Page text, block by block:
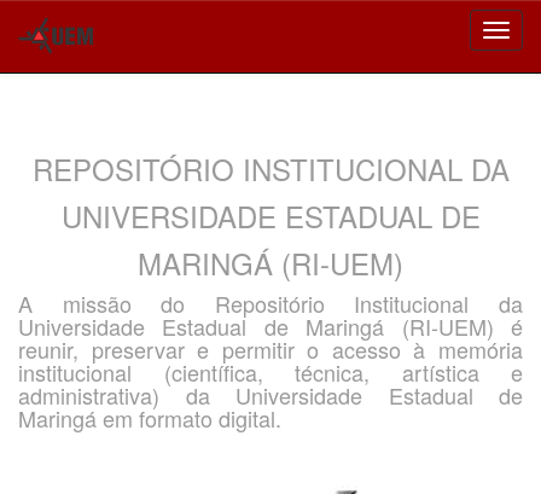
REPOSITÓRIO INSTITUCIONAL DA
UNIVERSIDADE ESTADUAL DE
MARINGÁ (RI-UEM)
A missão do Repositório Institucional da
Universidade Estadual de Maringá (RI-UEM) é
reunir, preservar e permitir o acesso à memória
institucional (científica, técnica, artística e
administrativa) da Universidade Estadual de
Maringá em formato digital.